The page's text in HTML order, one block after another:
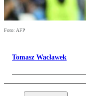
Foto: AFP
Tomasz Wacławek